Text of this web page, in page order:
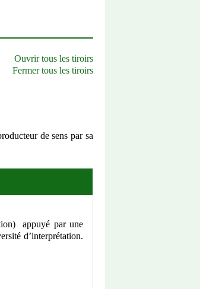
Ouvrir tous les tiroirs
Fermer tous les tiroirs
de sens par sa
appuyé par une
d’interprétation.